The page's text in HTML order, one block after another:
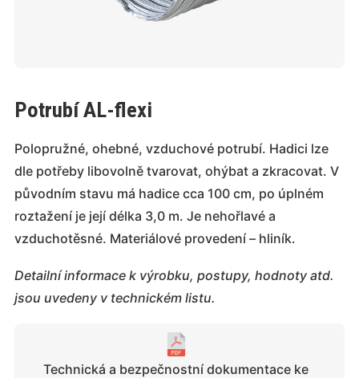
Potrubí AL-flexi
Polopružné, ohebné, vzduchové potrubí. Hadici lze
dle potřeby libovolně tvarovat, ohýbat a zkracovat. V
původním stavu má hadice cca 100 cm, po úplném
roztažení je její délka 3,0 m. Je nehořlavé a
vzduchotěsné. Materiálové provedení – hliník.
Detailní informace k výrobku, postupy, hodnoty atd.
jsou uvedeny v technickém listu.
Technická a bezpečnostní dokumentace ke